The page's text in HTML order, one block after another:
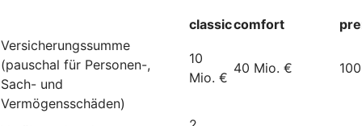
classiccomfort
Versicherungssumme
(pauschal für Personen-,
Sach- und
Vermögensschäden)
10
Mio. €
40 Mio. €